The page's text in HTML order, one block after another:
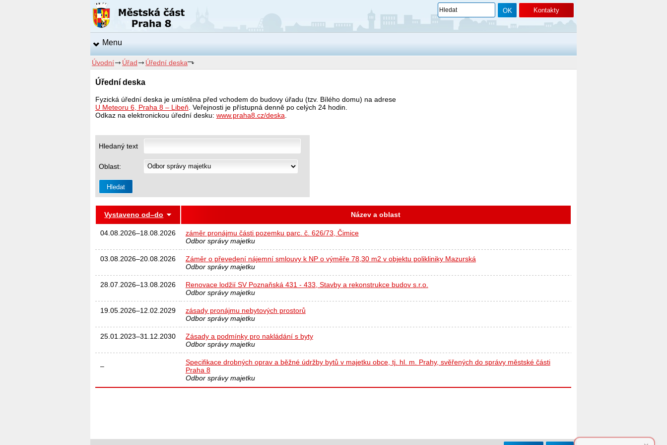
Kontakty
Menu
Úvodní Úřad Úřední deska
Úřední deska
Fyzická úřední deska je umístěna před vchodem do budovy úřadu (tzv. Bílého domu) na adrese
U Meteoru 6, Praha 8 – Libeň . Veřejnosti je přístupná denně po celých 24 hodin.
Odkaz na elektronickou úřední desku: www.praha8.cz/deska
Hledaný text
Oblast:
Vystaveno od–do Název a oblast
04.08.2026–18.08.2026
záměr pronájmu části pozemku parc. č. 626/73, Čimice
Odbor správy majetku
03.08.2026–20.08.2026
Záměr o převedení nájemní smlouvy k NP o výměře 78,30 m2 v objektu polikliniky Mazurská
Odbor správy majetku
28.07.2026–13.08.2026
Renovace lodžií SV Poznaňská 431 - 433, Stavby a rekonstrukce budov s.r.o.
Odbor správy majetku
19.05.2026–12.02.2029
zásady pronájmu nebytových prostorů
Odbor správy majetku
25.01.2023–31.12.2030
Zásady a podmínky pro nakládání s byty
Odbor správy majetku
–
Specifikace drobných oprav a běžné údržby bytů v majetku obce, tj. hl. m. Prahy, svěřených do správy městské části
Praha 8
Odbor správy majetku